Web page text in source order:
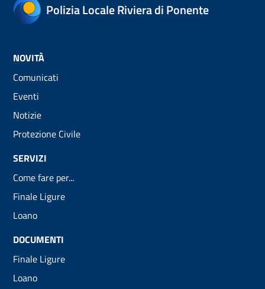
Polizia Locale Riviera di Ponente
NOVITÀ
Comunicati
Eventi
Notizie
Protezione Civile
SERVIZI
Come fare per...
Finale Ligure
Loano
DOCUMENTI
Finale Ligure
Loano